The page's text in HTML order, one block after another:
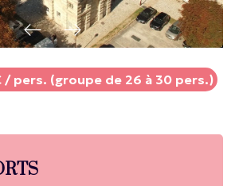
/ pers. (groupe de 26 à 30 pers.)